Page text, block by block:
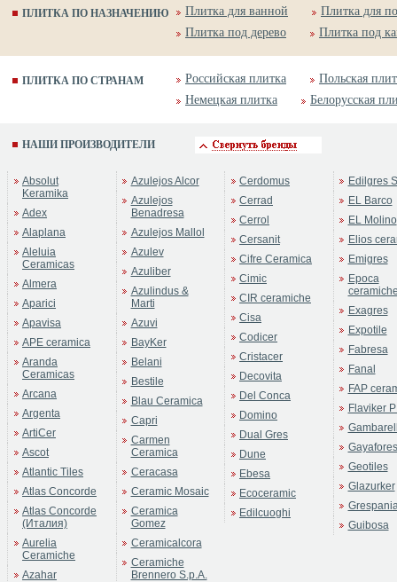
ПЛИТКА ПО НАЗНАЧЕНИЮ Плитка для ванной
Плитка для
Плитка под дерево
Плитка под
ПЛИТКА ПО СТРАНАМ Российская плитка
Польская
Немецкая плитка
Белорусская
НАШИ ПРОИЗВОДИТЕЛИ
Absolut
Keramika
Adex
Alaplana
Aleluia
Ceramicas
Almera
Aparici
Apavisa
APE ceramica
Aranda
Ceramicas
Arcana
Argenta
ArtiCer
Ascot
Atlantic Tiles
Atlas Concorde
Atlas Concorde
(Италия)
Aurelia
Ceramiche
Azahar
Azulejos Alcor
Azulejos
Benadresa
Azulejos Mallol
Azulev
Azuliber
Azulindus &
Marti
Azuvi
BayKer
Belani
Bestile
Blau Ceramica
Capri
Carmen
Ceramica
Ceracasa
Ceramic Mosaic
Ceramica
Gomez
Ceramicalcora
Ceramiche
Brennero S.p.A.
Cerdomus
Cerrad
Cerrol
Cersanit
Cifre Ceramica
Cimic
CIR ceramiche
Cisa
Codicer
Cristacer
Decovita
Del Conca
Domino
Dual Gres
Dune
Ebesa
Ecoceramic
Edilcuoghi
Edilgres
EL Barco
EL Molino
Elios
Emigres
Epoca
Exagres
Expotile
Fabresa
Fanal
FAP
Flaviker
Gayafores
Geotiles
Glazurker
Guibosa